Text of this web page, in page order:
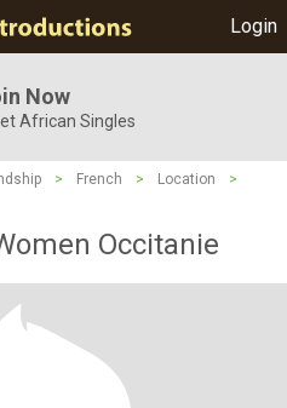
Login
Now
African Singles
> French > Location
>
Occitanie